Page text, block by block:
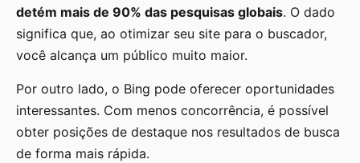
detém mais de 90% das pesquisas globais. O dado
significa que, ao otimizar seu site para o buscador,
você alcança um público muito maior.
Por outro lado, o Bing pode oferecer oportunidades
interessantes. Com menos concorrência, é possível
obter posições de destaque nos resultados de busca
de forma mais rápida.